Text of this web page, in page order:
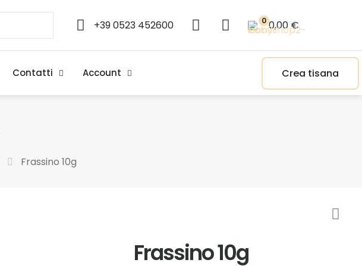
+39 0523 452600 0 0,00 €
Contatti Account Crea tisana
Frassino 10g
Frassino 10g